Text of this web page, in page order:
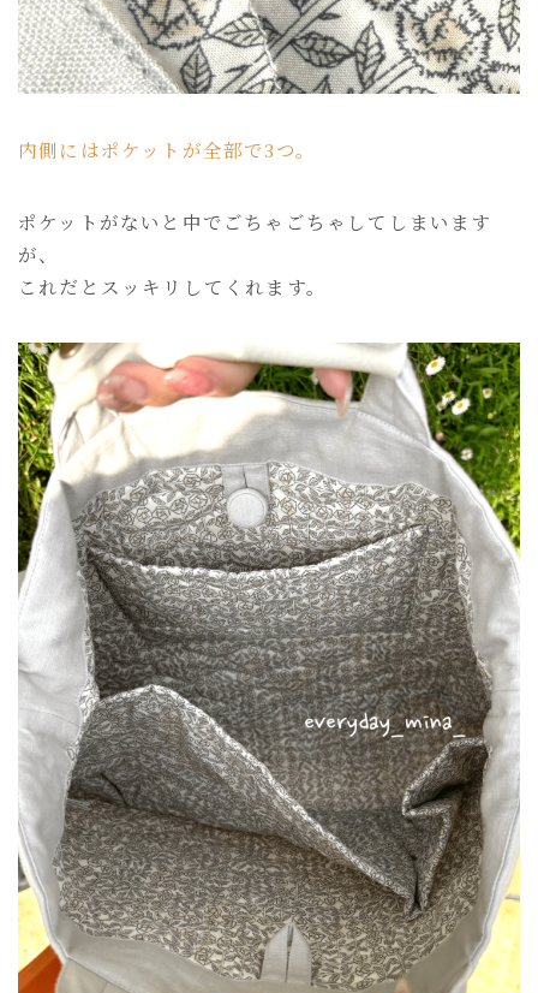
内側にはポケットが全部で3つ。
ポケットがないと中でごちゃごちゃしてしまいます
が、
これだとスッキリしてくれます。